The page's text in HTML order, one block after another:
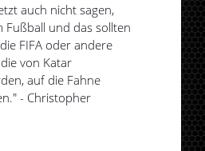
auch nicht sagen,
Fußball und das sollten
FIFA oder andere
von Katar
auf die Fahne
- Christopher